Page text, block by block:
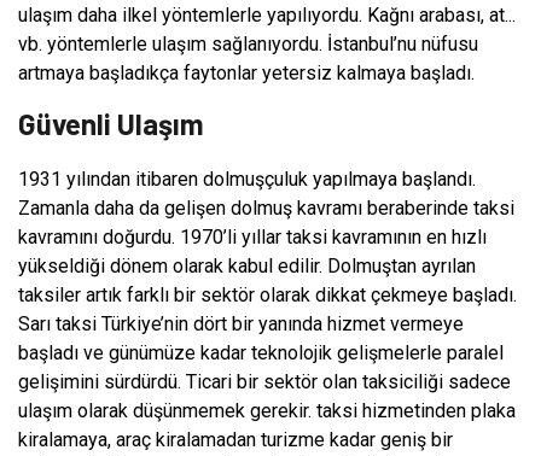
ulaşım daha ilkel yöntemlerle yapılıyordu. Kağnı arabası, at...
vb. yöntemlerle ulaşım sağlanıyordu. İstanbul’nu nüfusu
artmaya başladıkça faytonlar yetersiz kalmaya başladı.
Güvenli Ulaşım
1931 yılından itibaren dolmuşçuluk yapılmaya başlandı.
Zamanla daha da gelişen dolmuş kavramı beraberinde taksi
kavramını doğurdu. 1970’li yıllar taksi kavramının en hızlı
yükseldiği dönem olarak kabul edilir. Dolmuştan ayrılan
taksiler artık farklı bir sektör olarak dikkat çekmeye başladı.
Sarı taksi Türkiye’nin dört bir yanında hizmet vermeye
başladı ve günümüze kadar teknolojik gelişmelerle paralel
gelişimini sürdürdü. Ticari bir sektör olan taksiciliği sadece
ulaşım olarak düşünmemek gerekir. taksi hizmetinden plaka
kiralamaya, araç kiralamadan turizme kadar geniş bir